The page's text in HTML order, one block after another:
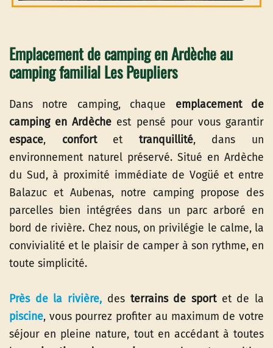
Emplacement de camping en Ardèche au
camping familial Les Peupliers
Dans notre camping, chaque emplacement de
camping en Ardèche est pensé pour vous garantir
espace, confortet tranquillité, dans un
environnement naturel préservé. Situé en Ardèche
du Sud, à proximité immédiate de Vogüé et entre
Balazuc et Aubenas, notre camping propose des
parcelles bien intégrées dans un parc arboré en
bord de rivière. Chez nous, on privilégie le calme, la
convivialité et le plaisir de camper à son rythme, en
toute simplicité.
Près de la rivière, des terrains de sportet de la
piscine, vous pourrez profiter au maximum de votre
séjour en pleine nature, tout en accédant à toutes